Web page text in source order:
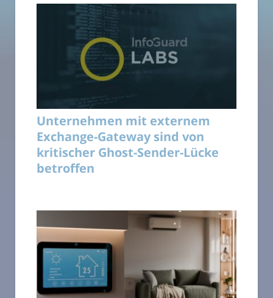
Unternehmen mit externem
Exchange-Gateway sind von
kritischer Ghost-Sender-Lücke
betroffen